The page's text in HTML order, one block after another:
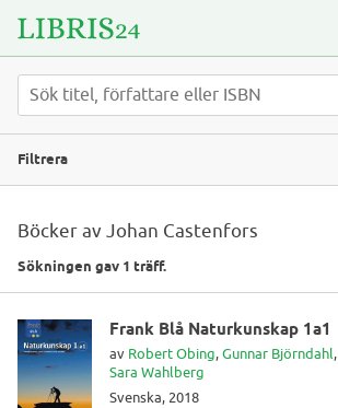
Filtrera
Böcker av Johan Castenfors
Sökningen gav 1 träff.
Frank Blå Naturkunskap 1a1
av Robert Obing,Gunnar Björndahl,
Sara Wahlberg
Svenska, 2018